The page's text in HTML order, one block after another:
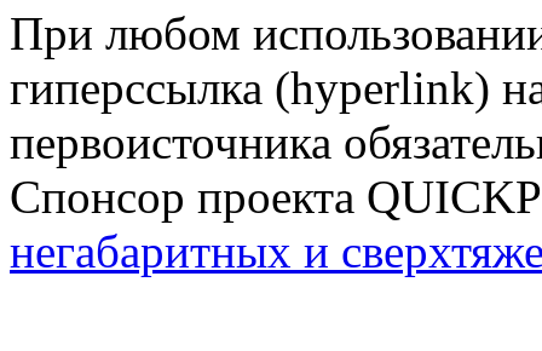
При любом
гиперссылка (hyperlink)
первоисточника
Спонсор проекта
негабаритных и